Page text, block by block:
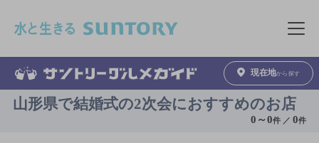
メニュ
現在地から探す
山形県で結婚式の2次会におすすめのお店
0 ～0件 ／0件